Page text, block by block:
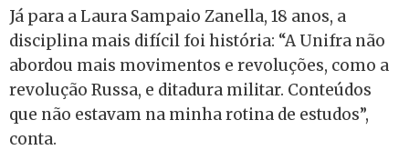
Já para a Laura Sampaio Zanella, 18 anos, a
disciplina mais difícil foi história: “A Unifra não
abordou mais movimentos e revoluções, como a
revolução Russa, e ditadura militar. Conteúdos
que não estavam na minha rotina de estudos”,
conta.